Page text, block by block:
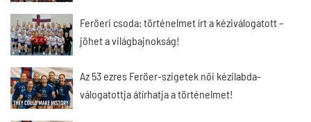
Feröeri csoda: történelmet írt a kéziválogatott –
jöhet a világbajnokság!
Az 53 ezres Feröer-szigetek női kézilabda-
válogatottja átírhatja a történelmet!